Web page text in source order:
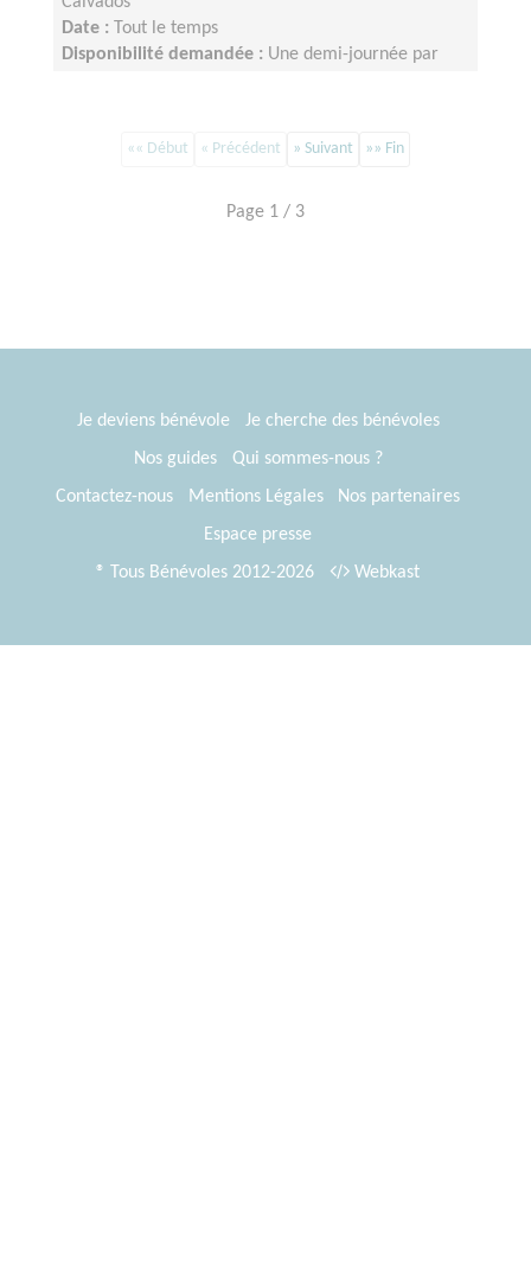
Date :
Tout le temps
Disponibilité demandée : Une demi-journée par
«« Début « Précédent » Suivant »» Fin
Page 1 / 3
Je deviens bénévole
Je cherche des bénévoles
Nos guides
Qui sommes-nous ?
Contactez-nous
Mentions Légales
Nos partenaires
Espace presse
® Tous Bénévoles 2012-2026
Webkast